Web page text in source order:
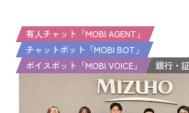
有人チャット「MOBI AGENT」
チャットボット「MOBI BOT」
ボイスボット「MOBI VOICE」
銀行・